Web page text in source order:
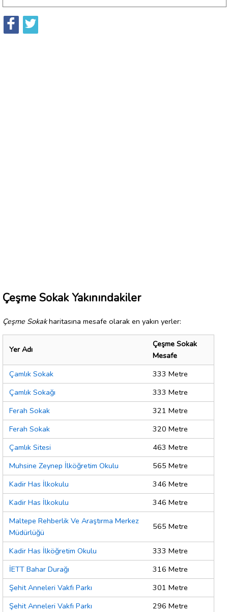
Çeşme Sokak Yakınındakiler
Çeşme Sokakharitasına mesafe olarak en yakın yerler:
Yer Adı
Çeşme Sokak
Mesafe
Çamlık Sokak
333 Metre
Çamlık Sokağı
333 Metre
Ferah Sokak
321 Metre
Ferah Sokak
320 Metre
Çamlık Sitesi
463 Metre
Muhsine Zeynep İlköğretim Okulu
565 Metre
Kadir Has İlkokulu
346 Metre
Kadir Has İlkokulu
346 Metre
Maltepe Rehberlik Ve Araştırma Merkez
Müdürlüğü
565 Metre
Kadir Has İlköğretim Okulu
333 Metre
İETT Bahar Durağı
316 Metre
Şehit Anneleri Vakfı Parkı
301 Metre
Şehit Anneleri Vakfı Parkı
296 Metre